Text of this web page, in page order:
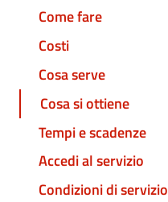
Come fare
Costi
Cosa serve
Cosa si ottiene
Tempi e scadenze
Accedi al servizio
Condizioni di servizio